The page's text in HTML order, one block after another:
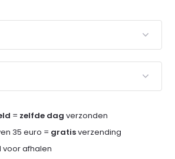
= zelfde dag verzonden
35 euro = gratisverzending
voor afhalen